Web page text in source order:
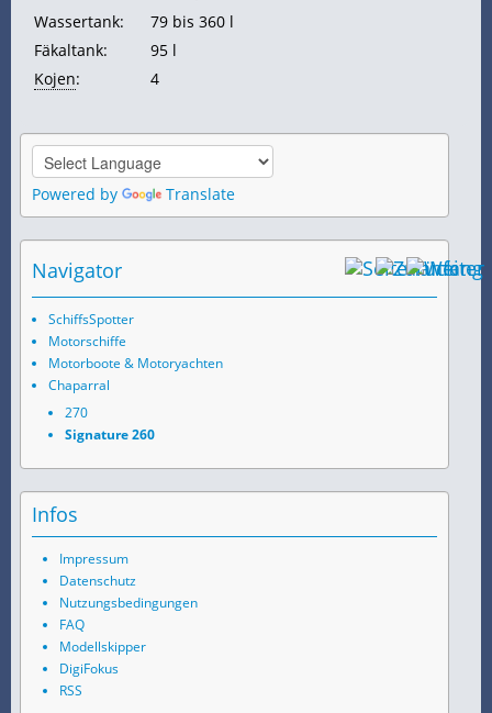
Wassertank:
79 bis 360 l
Fäkaltank:
95 l
Kojen: 4
Powered by Translate
Navigator
SchiffsSpotter
Motorschiffe
Motorboote & Motoryachten
Chaparral
270
Signature 260
Infos
Impressum
Datenschutz
Nutzungsbedingungen
FAQ
Modellskipper
DigiFokus
RSS